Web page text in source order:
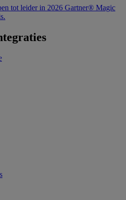
tot leider in 2026 Gartner® Magic